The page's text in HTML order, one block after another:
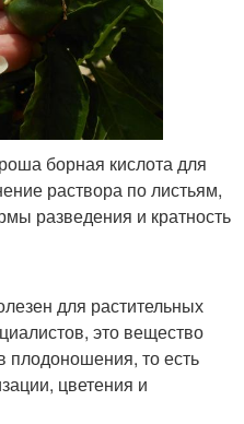
борная кислота для
раствора по листьям,
разведения и кратность
для растительных
это вещество
плодоношения, то есть
цветения и